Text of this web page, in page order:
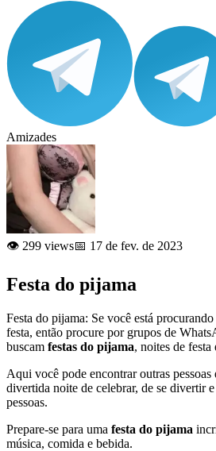
Amizades
👁️ 299 views📅 17 de fev. de 2023
Festa do pijama
Festa do pijama: Se você está
festa, então procure por grupos de
buscam festas do pijama, noites de festa
Aqui você pode encontrar outras
divertida noite de celebrar, de se divertir
pessoas.
Prepare-se para uma festa do pijama
música, comida e bebida.